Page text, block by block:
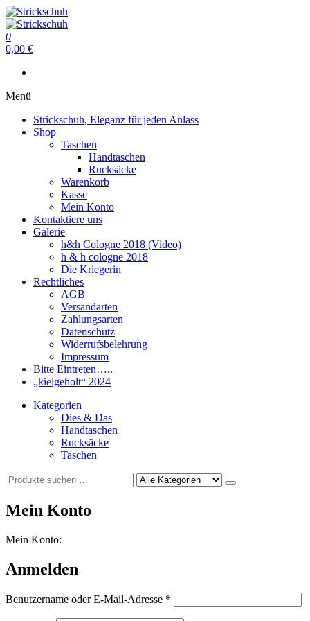
Zum
Inhalt
springen
Strickschuh
Strickschuh
0
0,00 €
Menü
Strickschuh, Eleganz für jeden Anlass
Shop
Taschen
Handtaschen
Rucksäcke
Warenkorb
Kasse
Mein Konto
Kontaktiere uns
Galerie
h&h Cologne 2018 (Video)
h & h cologne 2018
Die Kriegerin
Rechtliches
AGB
Versandarten
Zahlungsarten
Datenschutz
Widerrufsbelehrung
Impressum
Bitte Eintreten…..
„kielgeholt“ 2024
Kategorien
Dies & Das
Handtaschen
Rucksäcke
Taschen
Mein Konto
Mein Konto:
Anmelden
Benutzername oder E-Mail-Adresse *